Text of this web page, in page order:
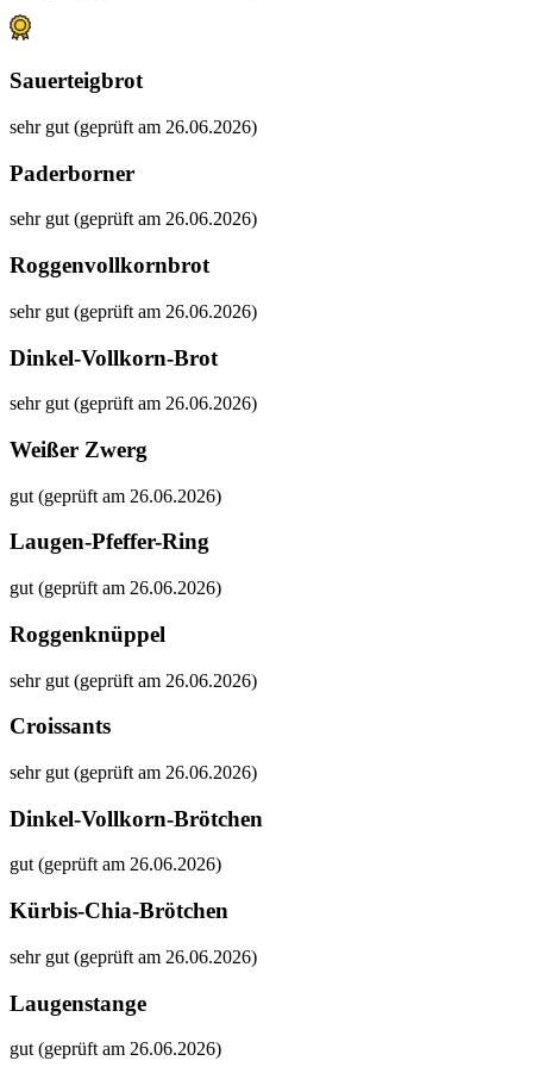
Sauerteigbrot
sehr gut (geprüft am 26.06.2026)
Paderborner
sehr gut (geprüft am 26.06.2026)
Roggenvollkornbrot
sehr gut (geprüft am 26.06.2026)
Dinkel-Vollkorn-Brot
sehr gut (geprüft am 26.06.2026)
Weißer Zwerg
gut (geprüft am 26.06.2026)
Laugen-Pfeffer-Ring
gut (geprüft am 26.06.2026)
Roggenknüppel
sehr gut (geprüft am 26.06.2026)
Croissants
sehr gut (geprüft am 26.06.2026)
Dinkel-Vollkorn-Brötchen
gut (geprüft am 26.06.2026)
Kürbis-Chia-Brötchen
sehr gut (geprüft am 26.06.2026)
Laugenstange
gut (geprüft am 26.06.2026)